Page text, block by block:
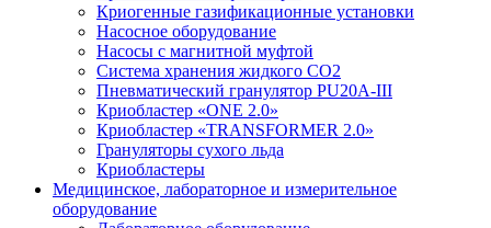
Криогенные газификационные установки
Насосное оборудование
Насосы с магнитной муфтой
Система хранения жидкого CO2
Пневматический гранулятор PU20A-III
Криобластер «ONE 2.0»
Криобластер «TRANSFORMER 2.0»
Грануляторы сухого льда
Криобластеры
Медицинское, лабораторное и измерительное
оборудование